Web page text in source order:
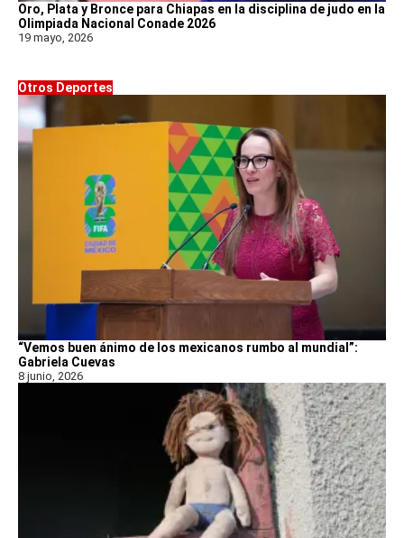
Oro, Plata y Bronce para Chiapas en la disciplina de judo en la
Olimpiada Nacional Conade 2026
19 mayo, 2026
Otros Deportes
“Vemos buen ánimo de los mexicanos rumbo al mundial”:
Gabriela Cuevas
8 junio, 2026